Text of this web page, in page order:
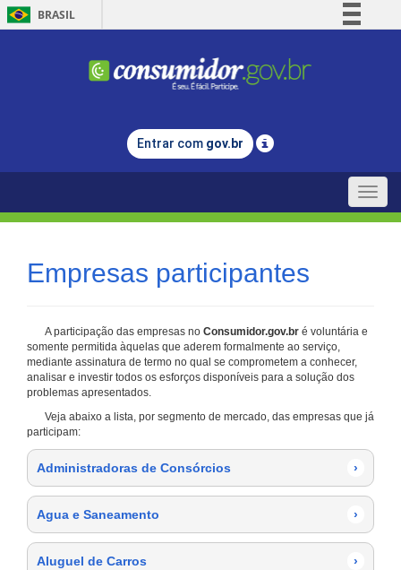
BRASIL
Comunica BR
Legislação
Entrar com gov.br
Toggle
Empresas participantes
A participação das empresas no Consumidor.gov.br é voluntária e
somente permitida àquelas que aderem formalmente ao serviço,
mediante assinatura de termo no qual se comprometem a conhecer,
analisar e investir todos os esforços disponíveis para a solução dos
problemas apresentados.
Veja abaixo a lista, por segmento de mercado, das empresas que já
participam:
Administradoras de Consórcios ›
Agua e Saneamento ›
Aluguel de Carros ›